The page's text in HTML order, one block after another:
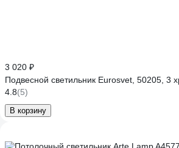
3 020 ₽
Подвесной светильник Eurosvet, 50205, 3
4.8(5)
В корзину